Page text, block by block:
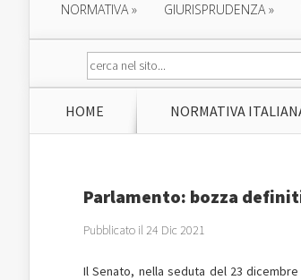
NORMATIVA» GIURISPRUDENZA»
HOME NORMATIVA
Parlamento: bozza
Pubblicato il 24 Dic 2021
Il Senato, nella seduta del 23